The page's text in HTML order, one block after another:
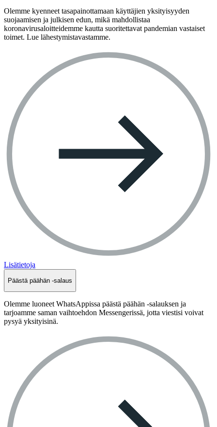
Olemme kyenneet tasapainottamaan käyttäjien yksityisyyden
suojaamisen ja julkisen edun, mikä mahdollistaa
koronavirusaloitteidemme kautta suoritettavat pandemian vastaiset
toimet. Lue lähestymistavastamme.
Lisätietoja
Päästä päähän -salaus
Olemme luoneet WhatsAppissa päästä päähän -salauksen ja
tarjoamme saman vaihtoehdon Messengerissä, jotta viestisi voivat
pysyä yksityisinä.